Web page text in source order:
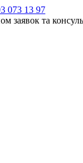
073 13 97
заявок та